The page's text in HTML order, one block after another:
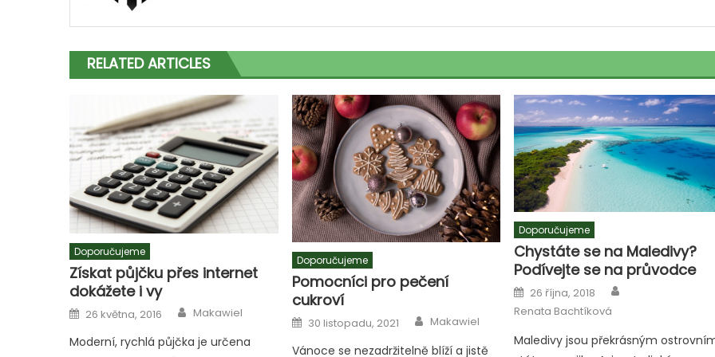
RELATED ARTICLES
Doporučujeme
Získat půjčku přes internet
dokážete i vy
Posted
on
26 května, 2016 Author
Makawiel
Moderní, rychlá půjčka je určena
Doporučujeme
Pomocníci pro pečení
cukroví
Posted
on
30 listopadu, 2021 Author
Makawiel
Vánoce se nezadržitelně blíží a jistě
Doporučujeme
Chystáte se na Maledivy?
Podívejte se na průvodce
Posted
on
26 října, 2018
Renata Bachtíková
Maledivy jsou překrásným